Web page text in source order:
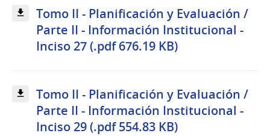
Tomo II - Planificación y Evaluación /
Parte II - Información Institucional -
Inciso 27 (.pdf 676.19 KB)
Tomo II - Planificación y Evaluación /
Parte II - Información Institucional -
Inciso 29 (.pdf 554.83 KB)